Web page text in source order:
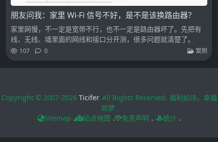
朋友问我：家里 Wi-Fi 信号不好，是不是该换路由器？
家里网慢，不一定是宽带不行，也不一定是路由器坏了。先把有
线、无线、墙里面的网线和接口分开测，很多问题就清楚了。
107 0 案例
Copyright © 2007-2026 Ticifer. All Rights Reserved. 福利如诗，幸福
如梦.
Sitemap . 站点地图 . 免责声明 . 统计 .